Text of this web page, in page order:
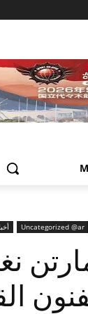
Uncategorized @ar